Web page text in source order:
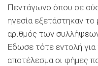
Πεντάγωνο όπου σε
ηγεσία εξετάστηκαν
αριθμός των
Εδωσε τότε εντολή για
αποτέλεσμα οι φήμες